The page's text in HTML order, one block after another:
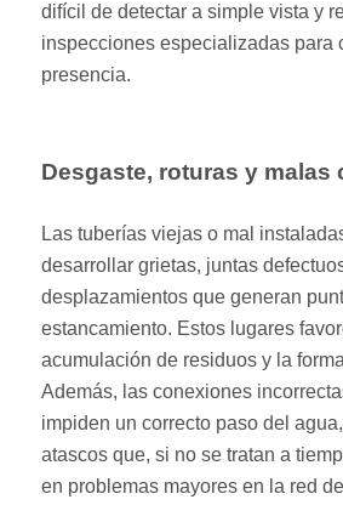
difícil de detectar a simple vista y
inspecciones especializadas para
presencia.
Desgaste, roturas y malas
Las tuberías viejas o mal
desarrollar grietas, juntas
desplazamientos que generan
estancamiento. Estos lugares
acumulación de residuos y la
Además, las conexiones
impiden un correcto paso del
atascos que, si no se tratan a
en problemas mayores en la red